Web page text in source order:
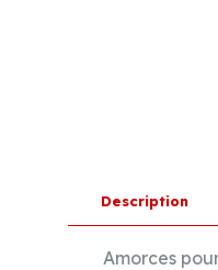
Description
Amorces